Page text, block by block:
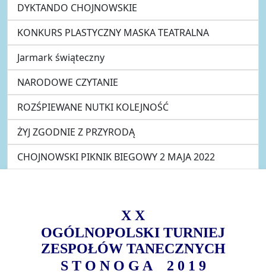
DYKTANDO CHOJNOWSKIE
KONKURS PLASTYCZNY MASKA TEATRALNA
Jarmark świąteczny
NARODOWE CZYTANIE
ROZŚPIEWANE NUTKI KOLEJNOŚĆ
ŻYJ ZGODNIE Z PRZYRODĄ
CHOJNOWSKI PIKNIK BIEGOWY 2 MAJA 2022
X X
OGÓLNOPOLSKI TURNIEJ
ZESPOŁÓW TANECZNYCH
S T O N O G A 2 0 1 9